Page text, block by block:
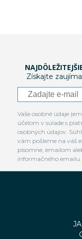
Získajte
Vaše osobné údaje
účelom v súlade s
osobných údajov.
vám pošleme na váš
písomne, emailom
informačného emailu.